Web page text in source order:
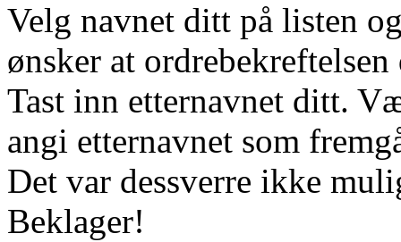
Velg navnet ditt på listen
ønsker at
Tast inn etternavnet ditt.
angi etternavnet som
Det var dessverre ikke
Beklager!